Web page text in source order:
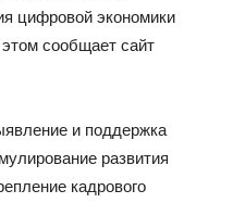
цифровой экономики
сообщает сайт
и поддержка
развития
кадрового